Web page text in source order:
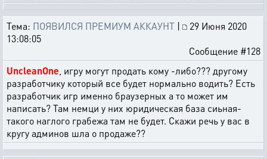
Тема: ПОЯВИЛСЯ ПРЕМИУМ АККАУНТ |
29 Июня 2020
13:08:05
Сообщение #128
UncleanOne , игру могут продать кому -либо??? другому
разработчику который все будет нормально водить? Есть
разработчик игр именно браузерных а то может им
написать? Там немци у них юридическая база сиьная-
такого наглого грабежа там не будет. Скажи речь у вас в
кругу админов шла о продаже??